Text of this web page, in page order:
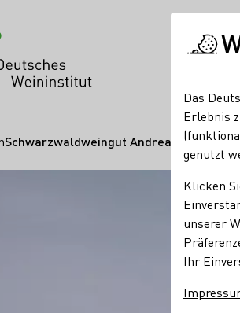
Schwarzwaldweingut Andreas Männle
Das
Erlebnis
genutzt
Klicken
unserer
Ihr